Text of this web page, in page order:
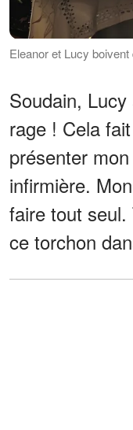
Eleanor et Lucy
Soudain,
rage ! Cela
présenter
infirmière.
faire tout
ce torchon